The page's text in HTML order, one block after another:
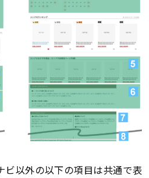
ビ以外の以下の項目は共通で表